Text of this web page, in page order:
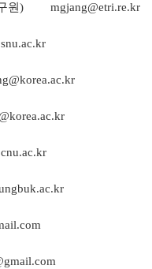
원)
mgjang@etri.re.kr